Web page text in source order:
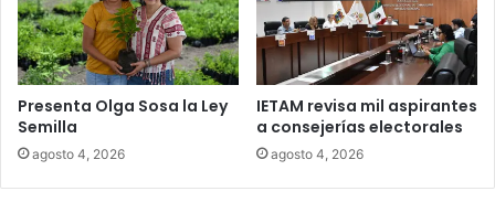
Presenta Olga Sosa la Ley
Semilla
agosto 4, 2026
IETAM revisa mil aspirantes
a consejerías electorales
agosto 4, 2026